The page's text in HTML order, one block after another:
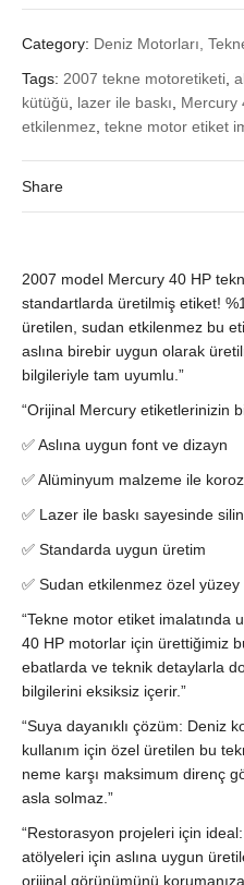
Category: Deniz Motorları,
Tags: 2007 tekne motoretiketi
kütüğü
lazer ile baskı Mercury
etkilenmez tekne motor etiket
Share
2007 model Mercury 40 HP
standartlarda üretilmiş etiket!
üretilen, sudan etkilenmez bu
aslına birebir uygun olarak
bilgileriyle tam uyumlu.”
“Orijinal Mercury etiketlerinizin
✅ Aslına uygun font ve dizayn
✅ Alüminyum malzeme ile
✅ Lazer ile baskı sayesinde
✅ Standarda uygun üretim
✅ Sudan etkilenmez özel yüzey
“Tekne motor etiket imalatında
40 HP motorlar için ürettiğimiz
ebatlarda ve teknik detaylarla
bilgilerini eksiksiz içerir.”
“Suya dayanıklı çözüm: Deniz
kullanım için özel üretilen bu
neme karşı maksimum direnç
asla solmaz.”
“Restorasyon projeleri için
atölyeleri için aslına uygun
orijinal görünümünü